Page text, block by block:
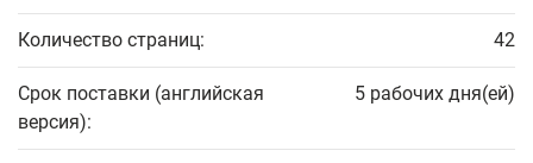
Количество страниц: 42
Срок поставки (английская
версия):
5 рабочих дня(ей)